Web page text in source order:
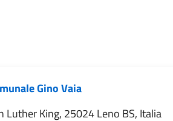
Gino Vaia
Luther King, 25024 Leno BS, Italia